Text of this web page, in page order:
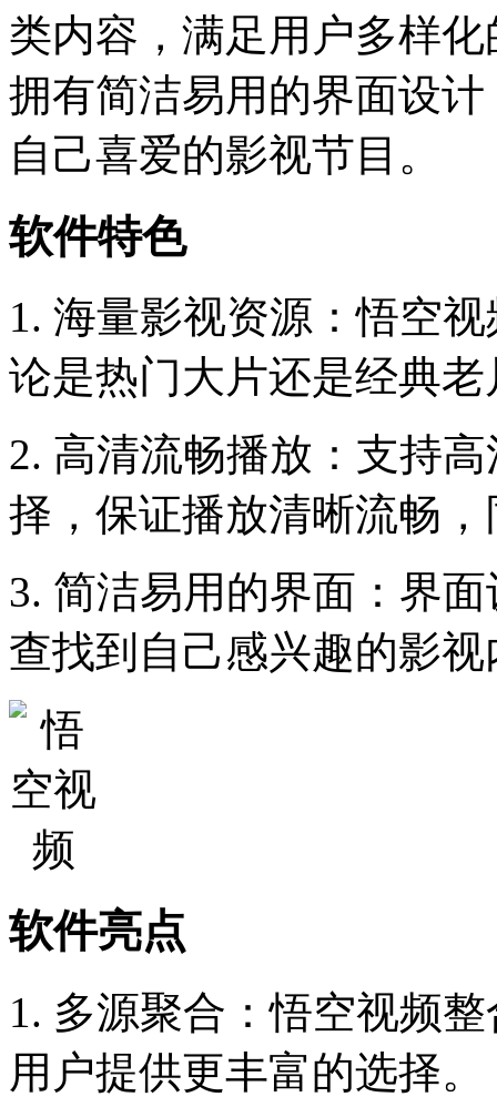
类内容，满足用户多样
拥有简洁易用的界面设
自己喜爱的影视节目。
软件特色
1. 海量影视资源：悟空
论是热门大片还是经典
2. 高清流畅播放：支持
择，保证播放清晰流畅
3. 简洁易用的界面：界
查找到自己感兴趣的影视
软件亮点
1. 多源聚合：悟空视频
用户提供更丰富的选择。